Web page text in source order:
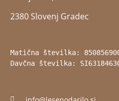
2380 Slovenj Gradec
Matična številka:
Davčna številka: